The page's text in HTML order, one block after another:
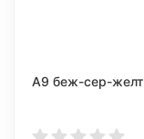
А9 беж-сер-желт